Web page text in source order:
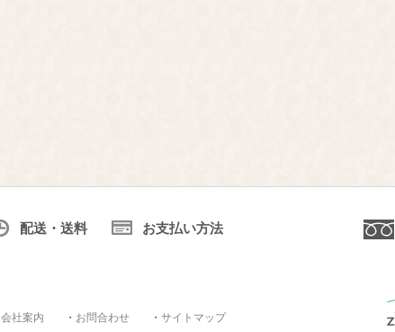
配送・送料 お支払い方法
会社案内 ・ お問合わせ ・ サイトマップ